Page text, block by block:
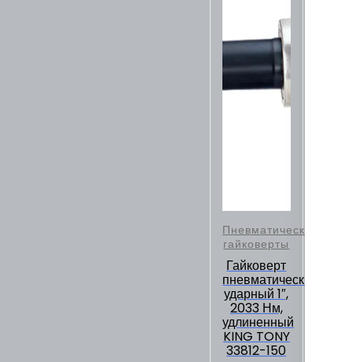
Пневматические
гайковерты
Гайковерт
пневматический
ударный 1″,
2033 Нм,
удлиненный
KING TONY
33812-150